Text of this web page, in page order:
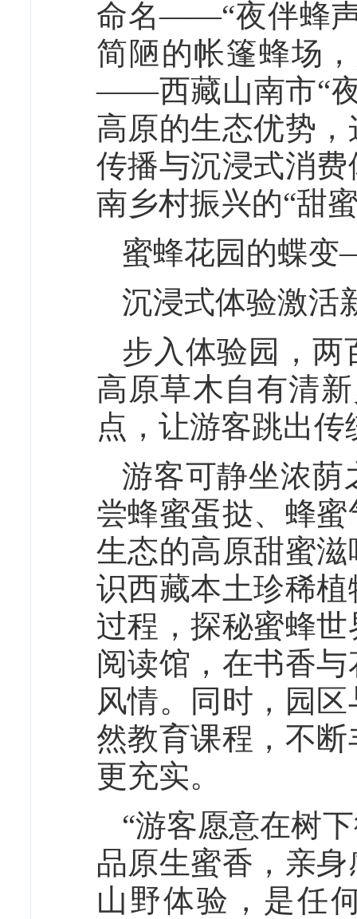
命名——“夜伴蜂
简陋的帐篷蜂场
——西藏山南市“
高原的生态优势
传播与沉浸式消
南乡村振兴的“甜
蜜蜂花园的蝶
沉浸式体验激活
步入体验园，两
高原草木自有清
点，让游客跳出
游客可静坐浓荫
尝蜂蜜蛋挞、蜂
生态的高原甜蜜
识西藏本土珍稀
过程，探秘蜜蜂
阅读馆，在书香
风情。同时，园
然教育课程，不
更充实。
“游客愿意在树
品原生蜜香，亲
山野体验，是任